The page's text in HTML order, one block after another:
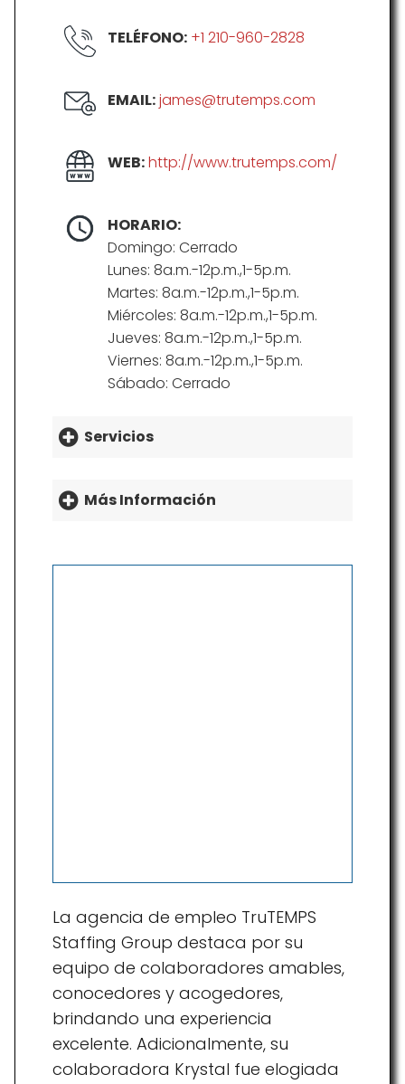
TELÉFONO: +1 210-960-2828
EMAIL:james@trutemps.com
WEB:http://www.trutemps.com/
HORARIO:
Domingo: Cerrado
Lunes: 8a.m.-12p.m.,1-5p.m.
Martes: 8a.m.-12p.m.,1-5p.m.
Miércoles: 8a.m.-12p.m.,1-5p.m.
Jueves: 8a.m.-12p.m.,1-5p.m.
Viernes: 8a.m.-12p.m.,1-5p.m.
Sábado: Cerrado
Servicios
Más Información
La agencia de empleo TruTEMPS
Staffing Group destaca por su
equipo de colaboradores amables,
conocedores y acogedores,
brindando una experiencia
excelente. Adicionalmente, su
colaboradora Krystal fue elogiada